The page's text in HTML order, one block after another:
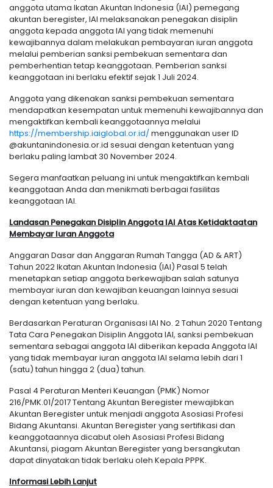
anggota utama Ikatan Akuntan Indonesia (IAI) pemegang
akuntan beregister, IAI melaksanakan penegakan disiplin
anggota kepada anggota IAI yang tidak memenuhi
kewajibannya dalam melakukan pembayaran iuran anggota
melalui pemberian sanksi pembekuan sementara dan
pemberhentian tetap keanggotaan. Pemberian sanksi
keanggotaan ini berlaku efektif sejak 1 Juli 2024.
Anggota yang dikenakan sanksi pembekuan sementara
mendapatkan kesempatan untuk memenuhi kewajibannya dan
mengaktifkan kembali keanggotaannya melalui
https://membership.iaiglobal.or.id/menggunakan user ID
@akuntanindonesia.or.id sesuai dengan ketentuan yang
berlaku paling lambat 30 November 2024.
Segera manfaatkan peluang ini untuk mengaktifkan kembali
keanggotaan Anda dan menikmati berbagai fasilitas
keanggotaan IAI.
Landasan Penegakan Disiplin Anggota IAI Atas Ketidaktaatan
Membayar Iuran Anggota
Anggaran Dasar dan Anggaran Rumah Tangga (AD & ART)
Tahun 2022 Ikatan Akuntan Indonesia (IAI) Pasal 5 telah
menetapkan setiap anggota berkewajiban salah satunya
membayar iuran dan kewajiban keuangan lainnya sesuai
dengan ketentuan yang berlaku.
Berdasarkan Peraturan Organisasi IAI No. 2 Tahun 2020 Tentang
Tata Cara Penegakan Disiplin Anggota IAI, sanksi pembekuan
sementara sebagai anggota IAI diberikan kepada Anggota IAI
yang tidak membayar iuran anggota IAI selama lebih dari 1
(satu) tahun hingga 2 (dua) tahun.
Pasal 4 Peraturan Menteri Keuangan (PMK) Nomor
216/PMK.01/2017 Tentang Akuntan Beregister mewajibkan
Akuntan Beregister untuk menjadi anggota Asosiasi Profesi
Bidang Akuntansi. Akuntan Beregister yang sertifikasi dan
keanggotaannya dicabut oleh Asosiasi Profesi Bidang
Akuntansi, piagam Akuntan Beregister yang bersangkutan
dapat dinyatakan tidak berlaku oleh Kepala PPPK.
Informasi Lebih Lanjut